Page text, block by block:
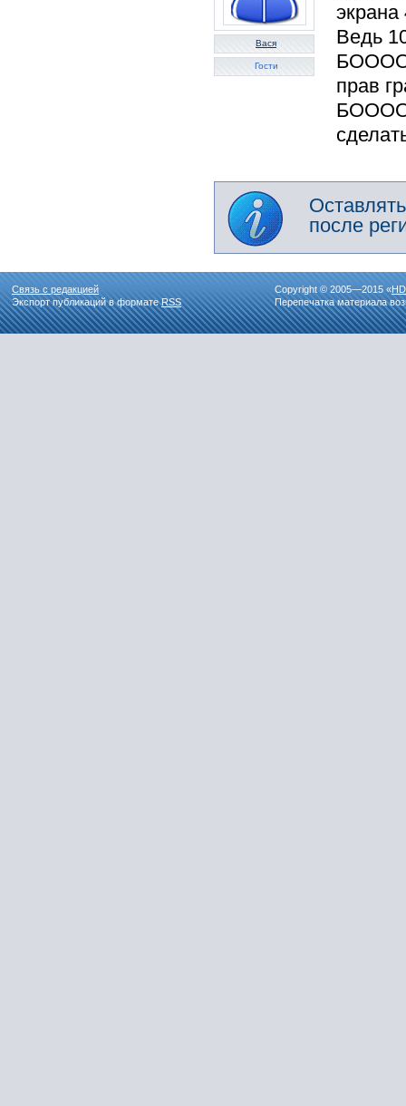
Вася
Гости
экрана
Ведь
прав
после
Связь с редакцией
Экспорт публикаций в форматеRSS
Copyright © 2005—2015 «
Перепечатка материала